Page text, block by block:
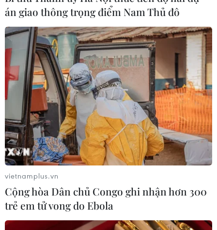
án giao thông trọng điểm Nam Thủ đô
vietnamplus.vn
Cộng hòa Dân chủ Congo ghi nhận hơn 300
trẻ em tử vong do Ebola